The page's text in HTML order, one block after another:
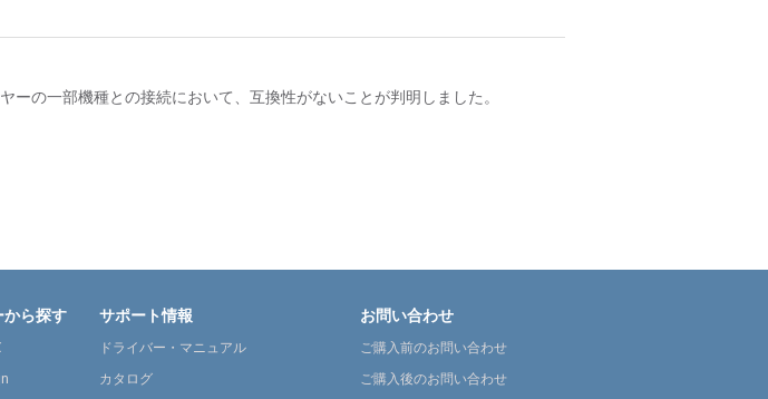
ーの一部機種との接続において、互換性がないことが判明しました。
から探す サポート情報
ドライバー・マニュアル
カタログ
お問い合わせ
ご購入前のお問い合わせ
ご購入後のお問い合わせ